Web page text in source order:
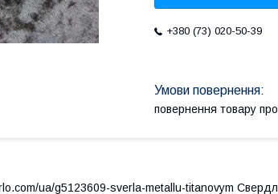
+380 (73) 020-50-39
повернення товару
ua/g5123609-sverla-metallu-titanovym